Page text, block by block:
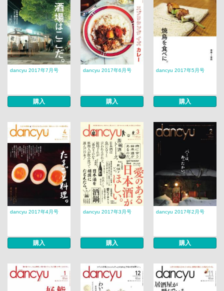
dancyu 2017年7月号
購入
dancyu 2017年6月号
購入
dancyu 2017年5月号
購入
dancyu 2017年4月号
購入
dancyu 2017年3月号
購入
dancyu 2017年2月号
購入